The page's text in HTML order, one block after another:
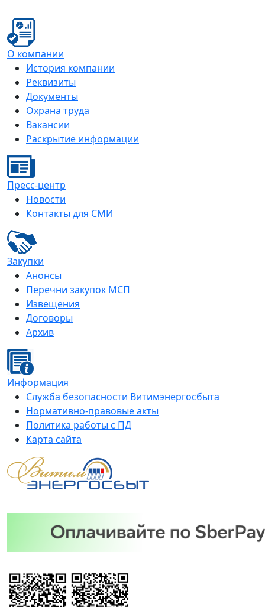
О компании
История компании
Реквизиты
Документы
Охрана труда
Вакансии
Раскрытие информации
Пресс-центр
Новости
Контакты для СМИ
Закупки
Анонсы
Перечни закупок МСП
Извещения
Договоры
Архив
Информация
Служба безопасности Витимэнергосбыта
Нормативно-правовые акты
Политика работы с ПД
Карта сайта